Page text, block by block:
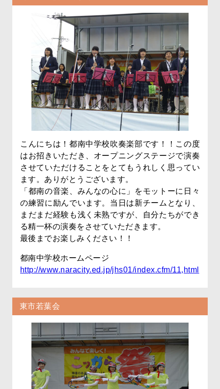
こんにちは！都南中学校吹奏楽部です！！この度
はお招きいただき、オープニングステージで演奏
させていただけることをとてもうれしく思ってい
ます。ありがとうございます。
「都南の音楽、みんなの心に」をモットーに日々
の練習に励んでいます。当日は新チームとなり、
まだまだ経験も浅く未熟ですが、自分たちができ
る精一杯の演奏をさせていただきます。
最後までお楽しみください！！
都南中学校ホームページ
http://www.naracity.ed.jp/jhs01/index.cfm/11,html
東市若葉会